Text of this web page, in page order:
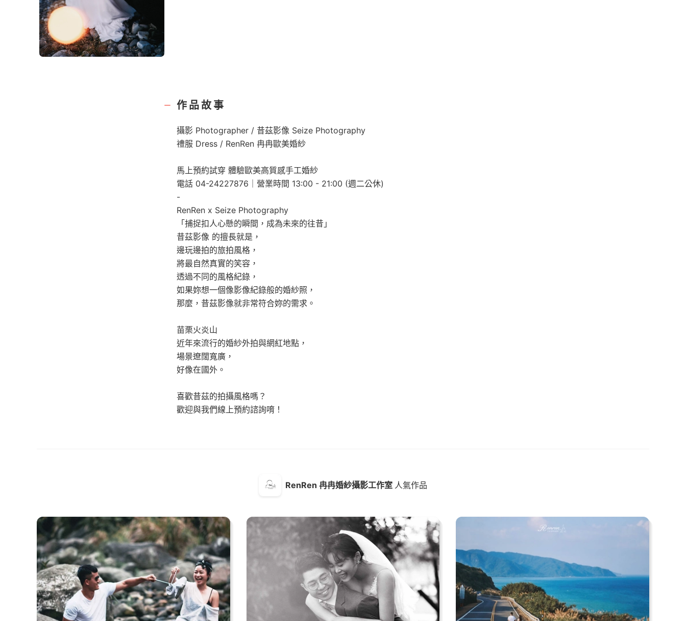
作品故事
攝影 Photographer / 昔茲影像 Seize Photography
禮服 Dress / RenRen 冉冉歐美婚紗
馬上預約試穿 體驗歐美高質感手工婚紗
電話 04-24227876｜營業時間 13:00 - 21:00 (週二公休)
-
RenRen x Seize Photography
「捕捉扣人心懸的瞬間，成為未來的往昔」
昔茲影像 的擅長就是，
邊玩邊拍的旅拍風格，
將最自然真實的笑容，
透過不同的風格紀錄，
如果妳想一個像影像紀錄般的婚紗照，
那麼，昔茲影像就非常符合妳的需求。
苗栗火炎山
近年來流行的婚紗外拍與網紅地點，
場景遼闊寬廣，
好像在國外。
喜歡昔茲的拍攝風格嗎？
歡迎與我們線上預約諮詢唷！
RenRen 冉冉婚紗攝影工作室 人氣作品